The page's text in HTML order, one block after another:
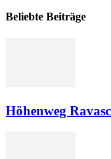
Beliebte Beiträge
Höhenweg